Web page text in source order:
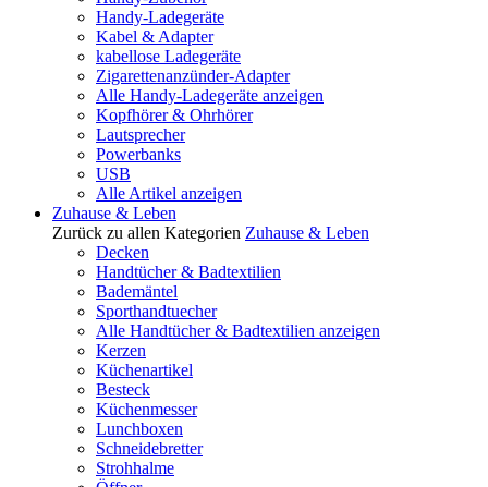
Handy-Ladegeräte
Kabel & Adapter
kabellose Ladegeräte
Zigarettenanzünder-Adapter
Alle Handy-Ladegeräte anzeigen
Kopfhörer & Ohrhörer
Lautsprecher
Powerbanks
USB
Alle Artikel anzeigen
Zuhause & Leben
Zurück zu allen Kategorien Zuhause & Leben
Decken
Handtücher & Badtextilien
Bademäntel
Sporthandtuecher
Alle Handtücher & Badtextilien anzeigen
Kerzen
Küchenartikel
Besteck
Küchenmesser
Lunchboxen
Schneidebretter
Strohhalme